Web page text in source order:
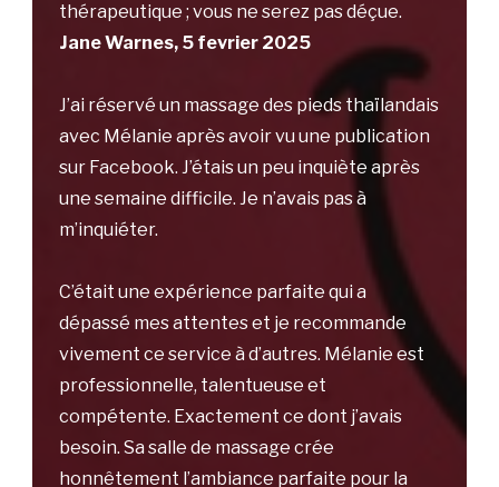
thérapeutique ; vous ne serez pas déçue.
Jane Warnes, 5 fevrier 2025
J’ai réservé un massage des pieds thaïlandais
avec Mélanie après avoir vu une publication
sur Facebook. J’étais un peu inquiète après
une semaine difficile. Je n’avais pas à
m’inquiéter.
C’était une expérience parfaite qui a
dépassé mes attentes et je recommande
vivement ce service à d’autres. Mélanie est
professionnelle, talentueuse et
compétente. Exactement ce dont j’avais
besoin. Sa salle de massage crée
honnêtement l’ambiance parfaite pour la